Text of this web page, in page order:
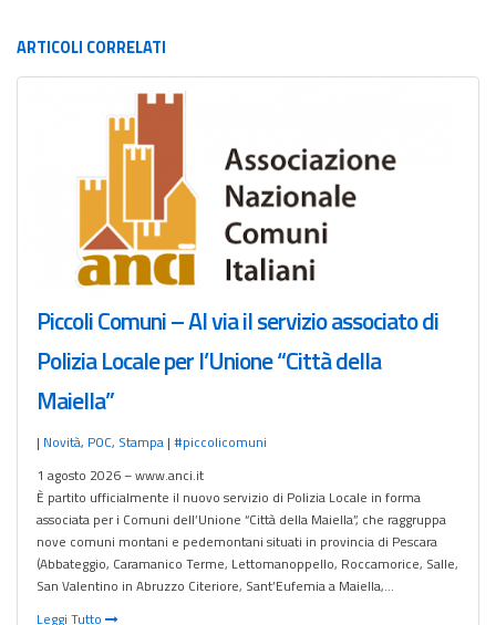
ARTICOLI CORRELATI
Piccoli Comuni – Al via il servizio associato di
Polizia Locale per l’Unione “Città della
Maiella”
| Novità, POC, Stampa | #piccolicomuni
1 agosto 2026 – www.anci.it
È partito ufficialmente il nuovo servizio di Polizia Locale in forma
associata per i Comuni dell’Unione “Città della Maiella”, che raggruppa
nove comuni montani e pedemontani situati in provincia di Pescara
(Abbateggio, Caramanico Terme, Lettomanoppello, Roccamorice, Salle,
San Valentino in Abruzzo Citeriore, Sant’Eufemia a Maiella,…
Leggi Tutto